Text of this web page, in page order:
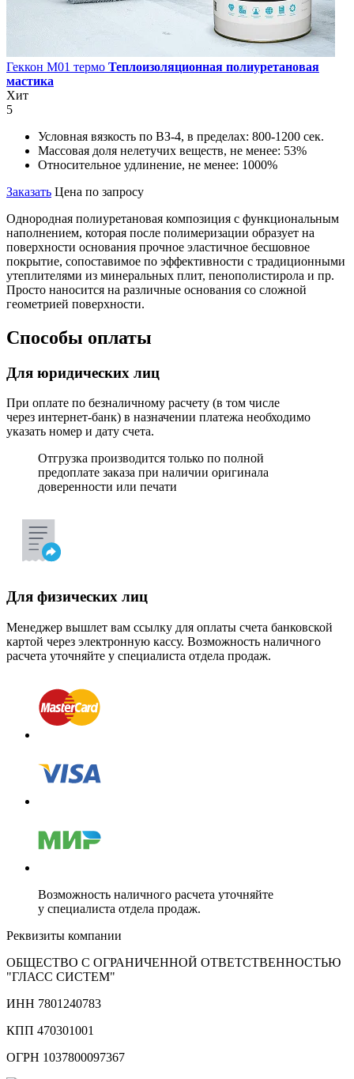
Геккон М01 термо Теплоизоляционная полиуретановая
мастика
Хит
5
Условная вязкость по ВЗ-4, в пределах: 800-1200 сек.
Массовая доля нелетучих веществ, не менее: 53%
Относительное удлинение, не менее: 1000%
Заказать Цена по запросу
Однородная полиуретановая композиция с функциональным
наполнением, которая после полимеризации образует на
поверхности основания прочное эластичное бесшовное
покрытие, сопоставимое по эффективности с традиционными
утеплителями из минеральных плит, пенополистирола и пр.
Просто наносится на различные основания со сложной
геометрией поверхности.
Способы оплаты
Для юридических лиц
При оплате по безналичному расчету (в том числе
через интернет-банк) в назначении платежа необходимо
указать номер и дату счета.
Отгрузка производится только по полной
предоплате заказа при наличии оригинала
доверенности или печати
Для физических лиц
Менеджер вышлет вам ссылку для оплаты счета банковской
картой через электронную кассу. Возможность наличного
расчета уточняйте у специалиста отдела продаж.
Возможность наличного расчета уточняйте
у специалиста отдела продаж.
Реквизиты компании
ОБЩЕСТВО С ОГРАНИЧЕННОЙ ОТВЕТСТВЕННОСТЬЮ
"ГЛАСС СИСТЕМ"
ИНН 7801240783
КПП 470301001
ОГРН 1037800097367